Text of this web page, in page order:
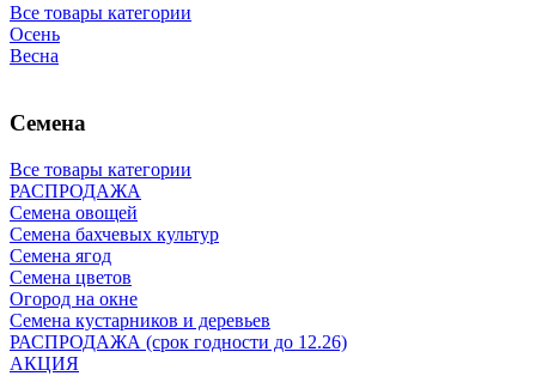
Все товары категории
Осень
Весна
Семена
Все товары категории
РАСПРОДАЖА
Семена овощей
Семена бахчевых культур
Семена ягод
Семена цветов
Огород на окне
Семена кустарников и деревьев
РАСПРОДАЖА (срок годности до 12.26)
АКЦИЯ